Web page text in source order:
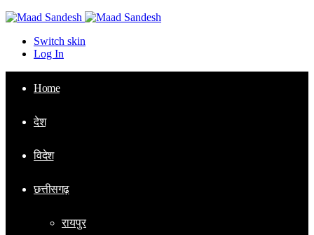
Switch skin
Log In
Home
देश
विदेश
छत्तीसगढ़
रायपुर